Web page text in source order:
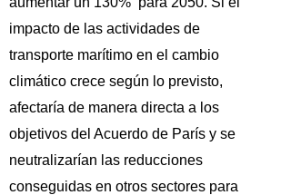
impacto de las actividades de
transporte marítimo en el cambio
climático crece según lo previsto,
afectaría de manera directa a los
objetivos del Acuerdo de París y se
neutralizarían las reducciones
conseguidas en otros sectores para